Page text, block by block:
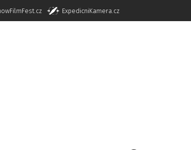
ExpedicniKamera.cz